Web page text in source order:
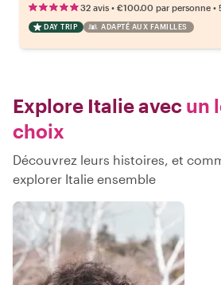
32 avis • €100.00 par personne •
DAY TRIP ADAPTÉ AUX FAMILLES
Explore Italie avec un
choix
Découvrez leurs histoires, et
explorer Italie ensemble